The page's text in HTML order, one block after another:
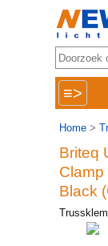
≡>
Home >
Briteq
Clamp
Black